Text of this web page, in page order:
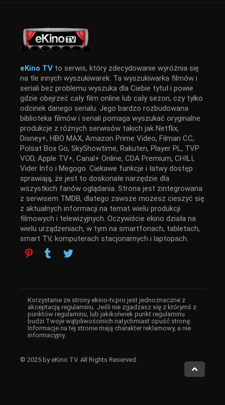
eKino TV to serwis, który zdecydowanie wyróżnia się
na tle innych wyszukiwarek. Ta wyszukiwarka filmów i
seriali bez problemu wyszuka dla Ciebie tytuł i powie
gdzie obejrzeć cały film online lub cały sezon, czy tylko
odcinek danego serialu. Jego bardzo rozbudowana
biblioteka filmów i seriali pomaga wyszukać oryginalne
produkcje z różnych serwisów takich jak Netflix,
Disney+, HBO MAX, Amazon Prime Video, Filman CC,
Polsat Box Go, SkyShowtime, Rakuten, Player PL, TVP
VOD, Apple TV+, Canal+ Online, CDA Premium, CHILI,
Vider Info i Megogo. Ciekawe funkcje i łatwy dostęp
sprawiają, że jest to doskonałe narzędzie dla
wszystkich fanów oglądania. Strona jest zintegrowana
z serwisem TMDB, dlatego zawsze możesz cieszyć się
z aktualnych informacji na temat wielu produkcji
filmowych i telewizyjnych. Oczywiście ekino działa na
wielu urządzeniach, w tym na smartfonach, tabletach,
smart TV, komputerach stacjonarnych i laptopach.
Korzystanie ze strony ekino-tv.pro jest jednoznaczne z
akceptacją regulaminu. Jeśli nie zgadzasz się z którymś z
punktów regulaminu, lub jakikolwiek punkt regulaminu
budzi Twoje wątpliwościnich natychmiast opuść stronę.
Informacje na tej stronie mają charakter reklamowy, a nie
informacyjny.
© 2025 by eKino TV. All Rights Reserved.